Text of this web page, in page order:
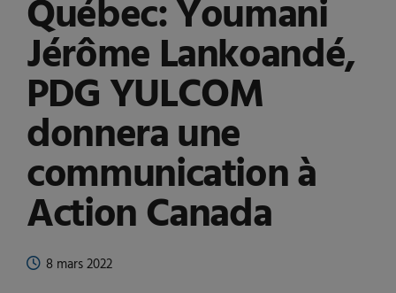
Québec: Youmani
Jérôme Lankoandé,
PDG YULCOM
donnera une
communication à
Action Canada
8 mars 2022